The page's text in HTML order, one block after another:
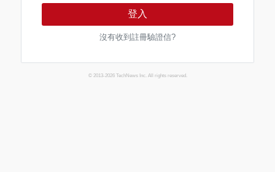
登入
沒有收到註冊驗證信?
© 2013-2026 TechNews Inc. All rights reserved.